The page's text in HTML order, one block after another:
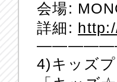
会場:
詳細:
4)キッズ